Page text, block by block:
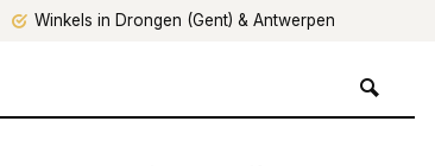
Winkels in Drongen (Gent) & Antwerpen